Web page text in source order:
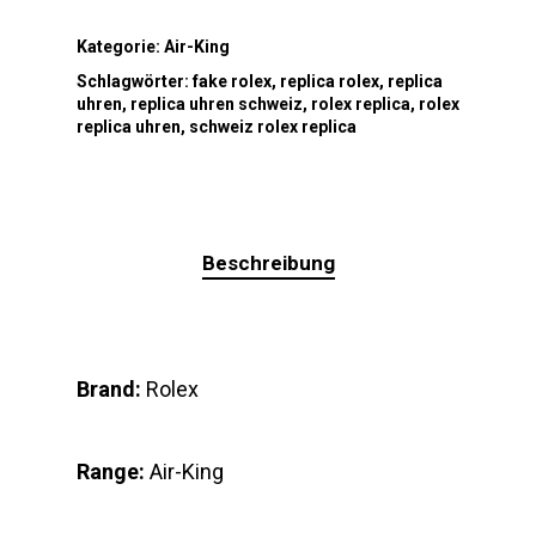
Kategorie: Air-King
Schlagwörter:fake rolex, replica rolex, replica
uhren, replica uhren schweiz, rolex replica, rolex
replica uhren, schweiz rolex replica
Beschreibung
Brand: Rolex
Range: Air-King